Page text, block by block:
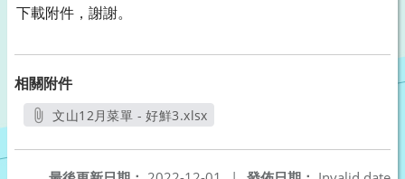
下載附件，謝謝。
相關附件
文山12月菜單 - 好鮮3.xlsx